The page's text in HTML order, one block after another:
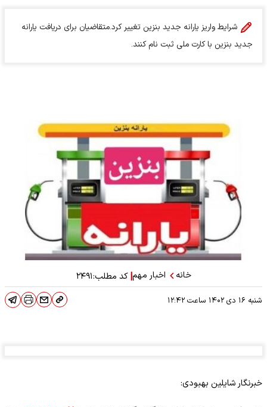
شرایط واریز یارانه جدید بنزین تغییر کرد.متقاضیان برای دریافت یارانه
جدید بنزین با کارت ملی ثبت نام کنند.
خانه اخبار مهم| کد مطلب:۲۴۹۱
شنبه ۱۶ دی ۱۴۰۲ ساعت
خبرنگار شایلین بهبودی: